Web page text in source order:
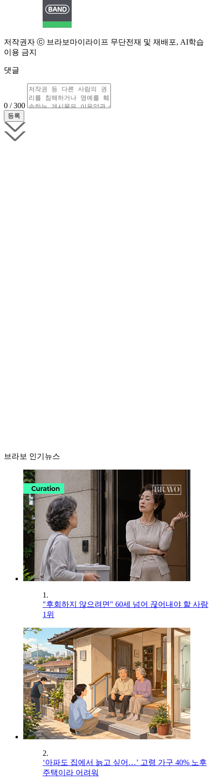
저작권자 ⓒ 브라보마이라이프 무단전재 및 재배포, AI학습
이용 금지
댓글
0 / 300
브라보 인기뉴스
1.
"후회하지 않으려면" 60세 넘어 끊어내야 할 사람
1위
2.
‘아파도 집에서 늙고 싶어…’ 고령 가구 40% 노후
주택이라 어려워